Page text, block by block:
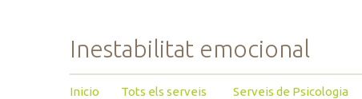
Inestabilitat emocional
Inicio Tots els serveis Serveis de Psicologia